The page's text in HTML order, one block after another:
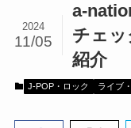
a-
チェ
紹介
2024
11/05
J-POP・ロック ライブ